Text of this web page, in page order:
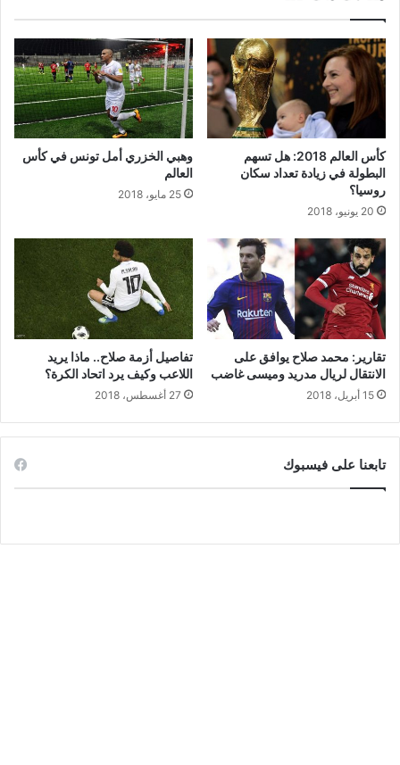
كأس العالم 2018: هل تسهم
البطولة في زيادة تعداد سكان
روسيا؟
20 يونيو، 2018
وهبي الخزري أمل تونس في كأس
العالم
25 مايو، 2018
تقارير: محمد صلاح يوافق على
الانتقال لريال مدريد وميسى غاضب
15 أبريل، 2018
تفاصيل أزمة صلاح.. ماذا يريد
اللاعب وكيف يرد اتحاد الكرة؟
27 أغسطس، 2018
تابعنا على فيسبوك